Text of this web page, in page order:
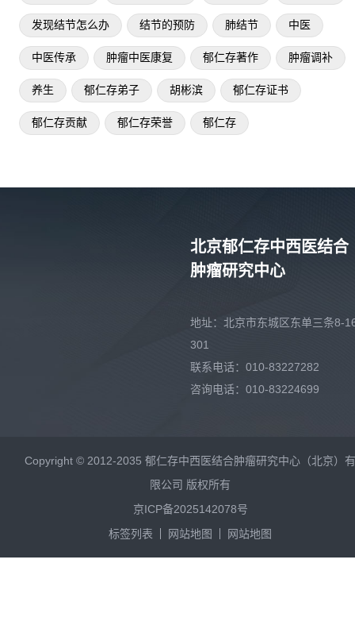
发现结节怎么办 结节的预防 肺结节 中医
中医传承 肿瘤中医康复 郁仁存著作 肿瘤调补
养生 郁仁存弟子 胡彬滨 郁仁存证书
郁仁存贡献 郁仁存荣誉 郁仁存
北京郁仁存中西医结合
肿瘤研究中心
地址：北京市东城区东单三条8-
301
联系电话：010-83227282
咨询电话：010-83224699
Copyright © 2012-2035 郁仁存中西医结合肿瘤研究中心（北京）有
限公司 版权所有
京ICP备2025142078号
标签列表
网站地图 网站地图